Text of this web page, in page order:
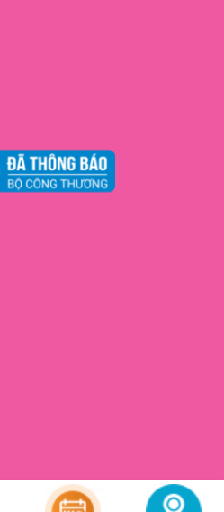
© All rights reserved. Web Design